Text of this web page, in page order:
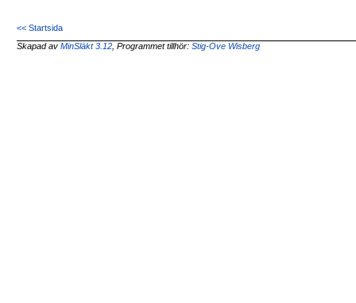
<< Startsida
Skapad avMinSläkt 3.12 , Programmet tillhör:Stig-Ove Wisberg